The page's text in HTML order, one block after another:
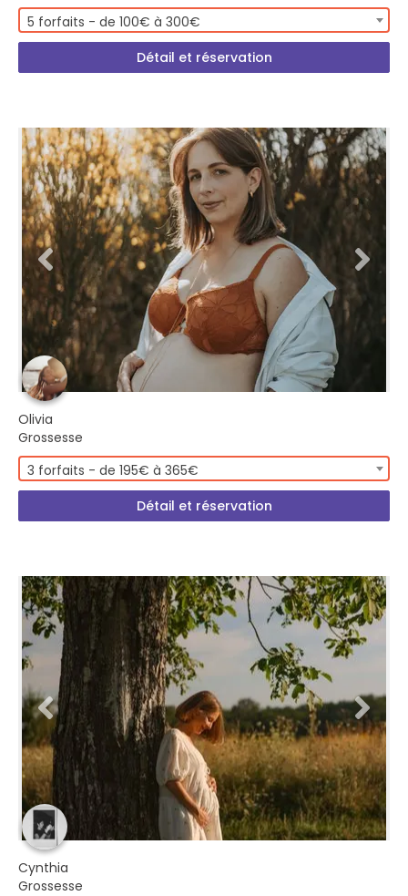
5 forfaits - de 100€ à 300€
Détail et réservation
Olivia
Grossesse
3 forfaits - de 195€ à 365€
Détail et réservation
Cynthia
Grossesse